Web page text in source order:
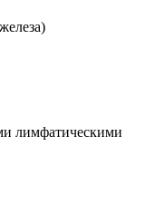
лимфатическими